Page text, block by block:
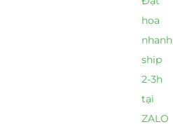
hoa
nhanh
ship
2-3h
tại
ZALO